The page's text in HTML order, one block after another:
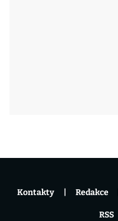
Kontakty Redakce
RSS